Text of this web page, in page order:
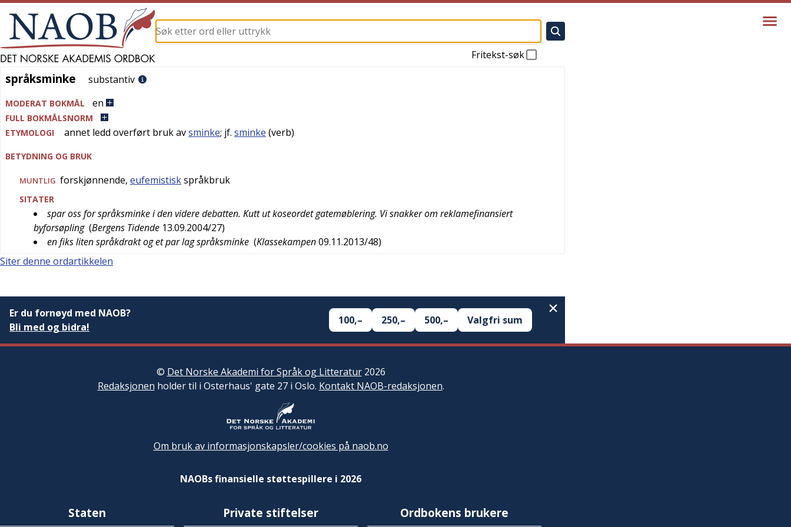
Fritekst-søk
språksminke
språksminke substantiv
MODERAT BOKMÅL en
FULL BOKMÅLSNORM
ETYMOLOGI
annet ledd overført bruk avsminke; jf. sminke (verb)
BETYDNING OG BRUK
MUNTLIG forskjønnende, eufemistiskspråkbruk
SITATER
spar oss for språksminke i den videre debatten. Kutt ut koseordet gatemøblering. Vi snakker om reklamefinansiert
byforsøpling (Bergens Tidende 13.09.2004/27)
en fiks liten språkdrakt og et par lag språksminke (Klassekampen09.11.2013/48)
Siter denne ordartikkelen
Er du fornøyd med NAOB?
Bli med og bidra!
100,– 250,– 500,– Valgfri sum
© Det Norske Akademi for Språk og Litteratur2026
Redaksjonen holder til i Osterhaus' gate 27 i Oslo. Kontakt NAOB-redaksjonen.
Om bruk av informasjonskapsler/cookies på naob.no
NAOBs finansielle støttespillere i 2026
Staten Private stiftelser Ordbokens brukere